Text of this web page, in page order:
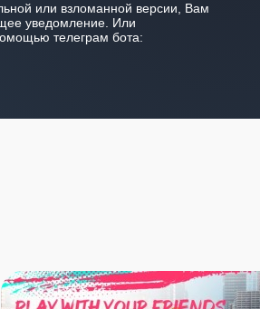
или взломанной версии, Вам
уведомление. Или
телеграм бота: